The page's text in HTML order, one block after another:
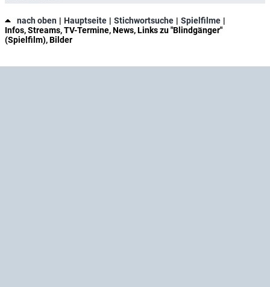
nach oben Hauptseite Stichwortsuche
Spielfilme
Infos, Streams, TV-Termine, News, Links zu "Blindgänger"
(Spielfilm), Bilder